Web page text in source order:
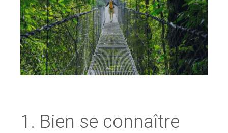
1. Bien se connaître